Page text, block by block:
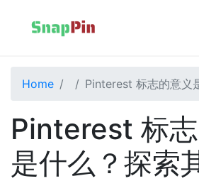
Home Pinterest 标志的意义
Pinterest 标
是什么？探索